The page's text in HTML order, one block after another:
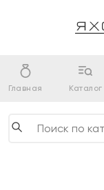
Главная Каталог